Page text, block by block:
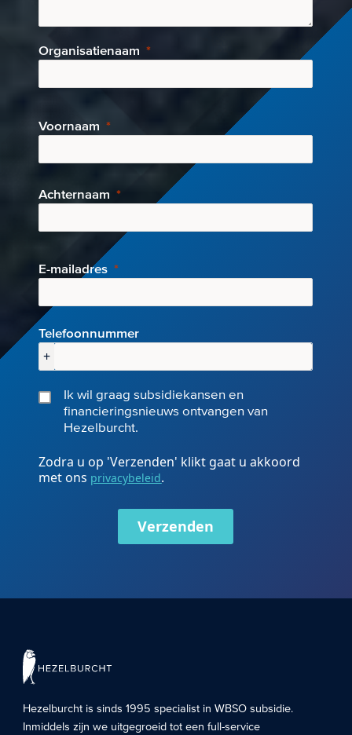
Organisatienaam
Voornaam
Achternaam
E-mailadres
Telefoonnummer
+
Ik wil graag subsidiekansen en
financieringsnieuws ontvangen van
Hezelburcht.
Zodra u op 'Verzenden' klikt gaat u akkoord
met ons privacybeleid.
Verzenden
Hezelburcht is sinds 1995 specialist inWBSO subsidie.
Inmiddels zijn we uitgegroeid tot een full-service